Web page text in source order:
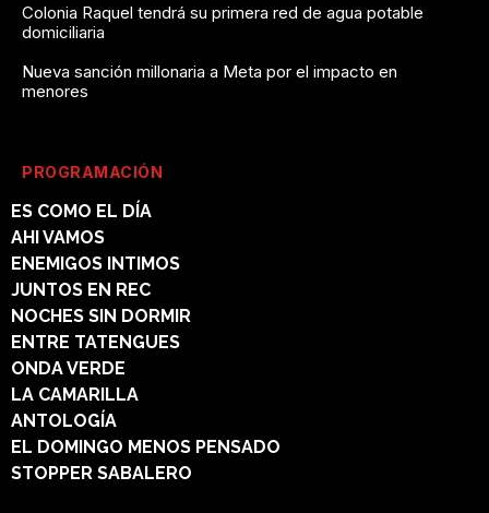
Colonia Raquel tendrá su primera red de agua potable
domiciliaria
Nueva sanción millonaria a Meta por el impacto en
menores
PROGRAMACIÓN
ES COMO EL DÍA
AHI VAMOS
ENEMIGOS INTIMOS
JUNTOS EN REC
NOCHES SIN DORMIR
ENTRE TATENGUES
ONDA VERDE
LA CAMARILLA
ANTOLOGÍA
EL DOMINGO MENOS PENSADO
STOPPER SABALERO